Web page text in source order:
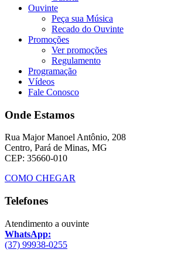
Ouvinte
Peça sua Música
Recado do Ouvinte
Promoções
Ver promoções
Regulamento
Programação
Vídeos
Fale Conosco
Onde Estamos
Rua Major Manoel Antônio, 208
Centro, Pará de Minas, MG
CEP: 35660-010
COMO CHEGAR
Telefones
Atendimento a ouvinte
WhatsApp:
(37) 99938-0255